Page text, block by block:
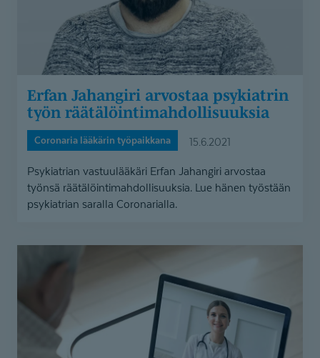
Erfan Jahangiri arvostaa psykiatrin
työn räätälöin­ti­mah­dol­li­suuksia
Coronaria lääkärin työpaikkana 15.6.2021
Psykiatrian vastuulääkäri Erfan Jahangiri arvostaa
työnsä räätälöintimahdollisuuksia. Lue hänen työstään
psykiatrian saralla Coronarialla.
kokemuksia